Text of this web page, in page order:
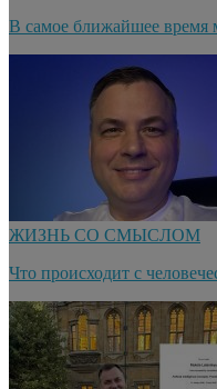
В самое ближайшее время
ЖИЗНЬ СО СМЫСЛОМ
Что происходит с